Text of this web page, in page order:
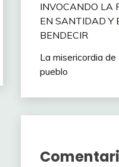
INVOCANDO LA
EN SANTIDAD Y
BENDECIR
La misericordia
pueblo